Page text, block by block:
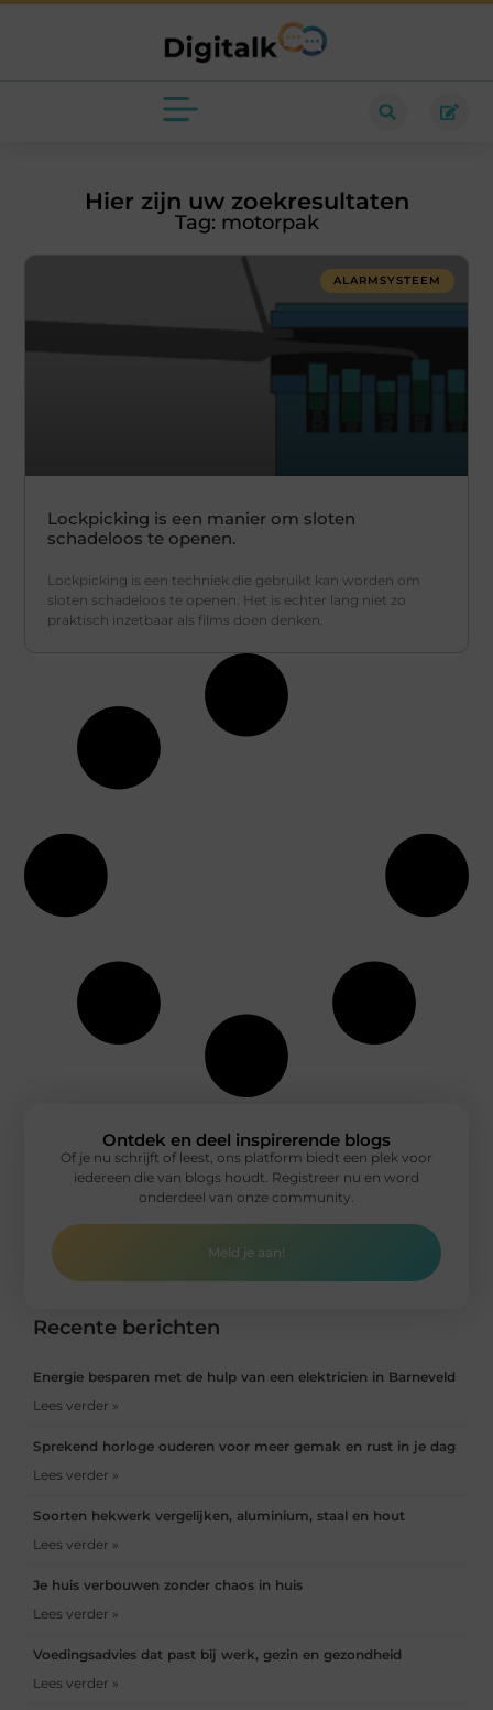
Hier zijn uw zoekresultaten
Tag: motorpak
ALARMSYSTEEM
Lockpicking is een manier om sloten
schadeloos te openen.
Lockpicking is een techniek die gebruikt kan worden om
sloten schadeloos te openen. Het is echter lang niet zo
praktisch inzetbaar als films doen denken.
Recente berichten
Energie besparen met de hulp van een elektricien in Barneveld
Lees verder »
Sprekend horloge ouderen voor meer gemak en rust in je dag
Lees verder »
Soorten hekwerk vergelijken, aluminium, staal en hout
Lees verder »
Je huis verbouwen zonder chaos in huis
Lees verder »
Voedingsadvies dat past bij werk, gezin en gezondheid
Lees verder »
Ontdek en deel inspirerende blogs
Of je nu schrijft of leest, ons platform biedt een plek voor
iedereen die van blogs houdt. Registreer nu en word
onderdeel van onze community.
Meld je aan!